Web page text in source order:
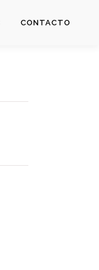
CONTACTO